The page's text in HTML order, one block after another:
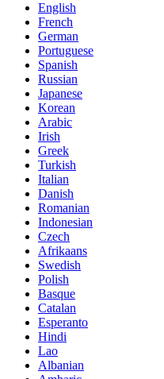
English
French
German
Portuguese
Spanish
Russian
Japanese
Korean
Arabic
Irish
Greek
Turkish
Italian
Danish
Romanian
Indonesian
Czech
Afrikaans
Swedish
Polish
Basque
Catalan
Esperanto
Hindi
Lao
Albanian